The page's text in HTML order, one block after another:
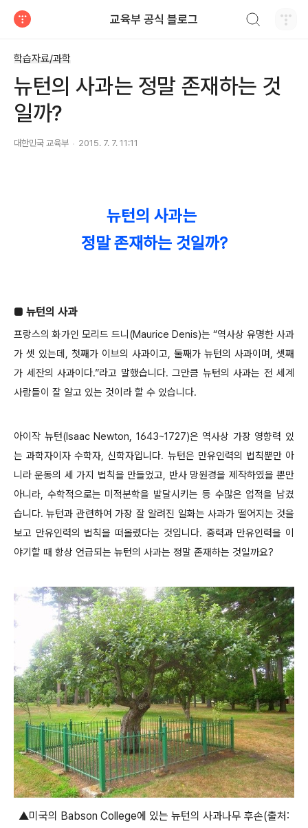
교육부 공식 블로그
학습자료/과학
뉴턴의 사과는 정말 존재하는 것
일까?
대한민국 교육부 2015. 7. 7. 11:11
뉴턴의 사과는
정말 존재하는 것일까?
■ 뉴턴의 사과
프랑스의 화가인 모리드 드니(Maurice Denis)는 “역사상 유명한 사과
가 셋 있는데, 첫째가 이브의 사과이고, 둘째가 뉴턴의 사과이며, 셋째
가 세잔의 사과이다.”라고 말했습니다. 그만큼 뉴턴의 사과는 전 세계
사람들이 잘 알고 있는 것이라 할 수 있습니다.
아이작 뉴턴(Isaac Newton, 1643~1727)은 역사상 가장 영향력 있
는 과학자이자 수학자, 신학자입니다. 뉴턴은 만유인력의 법칙뿐만 아
니라 운동의 세 가지 법칙을 만들었고, 반사 망원경을 제작하였을 뿐만
아니라, 수학적으로는 미적분학을 발달시키는 등 수많은 업적을 남겼
습니다. 뉴턴과 관련하여 가장 잘 알려진 일화는 사과가 떨어지는 것을
보고 만유인력의 법칙을 떠올렸다는 것입니다. 중력과 만유인력을 이
야기할 때 항상 언급되는 뉴턴의 사과는 정말 존재하는 것일까요?
▲미국의 Babson College에 있는 뉴턴의 사과나무 후손(출처: